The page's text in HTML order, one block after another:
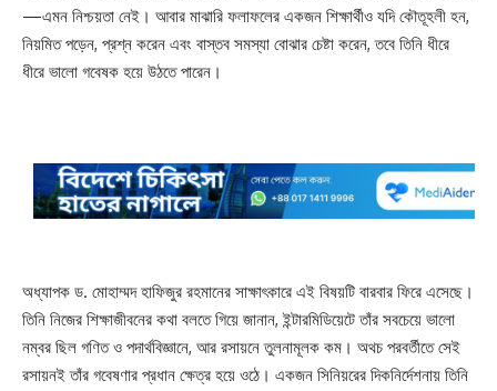
—এমন নিশ্চয়তা নেই। আবার মাঝারি ফলাফলের একজন শিক্ষার্থীও যদি কৌতূহলী হন,
নিয়মিত পড়েন, প্রশ্ন করেন এবং বাস্তব সমস্যা বোঝার চেষ্টা করেন, তবে তিনি ধীরে
ধীরে ভালো গবেষক হয়ে উঠতে পারেন।
অধ্যাপক ড. মোহাম্মদ হাফিজুর রহমানের সাক্ষাৎকারে এই বিষয়টি বারবার ফিরে এসেছে।
তিনি নিজের শিক্ষাজীবনের কথা বলতে গিয়ে জানান, ইন্টারমিডিয়েটে তাঁর সবচেয়ে ভালো
নম্বর ছিল গণিত ও পদার্থবিজ্ঞানে, আর রসায়নে তুলনামূলক কম। অথচ পরবর্তীতে সেই
রসায়নই তাঁর গবেষণার প্রধান ক্ষেত্র হয়ে ওঠে। একজন সিনিয়রের দিকনির্দেশনায় তিনি